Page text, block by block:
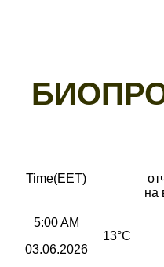
Б
Time(EET)
на
5:00 AM
03.06.2026
13°C